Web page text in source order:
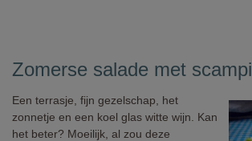
Zomerse salade met scampi
Een terrasje, fijn gezelschap, het
zonnetje en een koel glas witte wijn. Kan
het beter? Moeilijk, al zou deze